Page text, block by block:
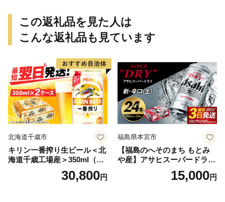
この返礼品を見た人は
こんな返礼品も見ています
北海道千歳市
キリン一番搾り生ビール＜北
海道千歳工場産＞350ml（24
30,800円
福島県本宮市
【福島のへそのまち もとみ
や産】アサヒスーパードライ
350ml×24本 合計8.4L 1ケー
ス アルコール度数5% 缶ビー
15,000円